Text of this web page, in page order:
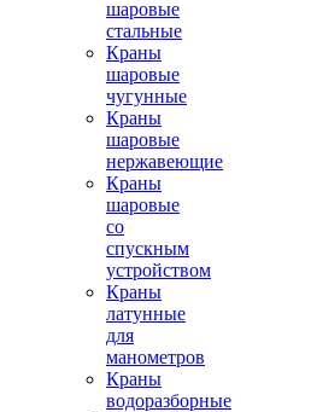
шаровые
стальные
Краны
шаровые
чугунные
Краны
шаровые
нержавеющие
Краны
шаровые
со
спускным
устройством
Краны
латунные
для
манометров
Краны
водоразборные